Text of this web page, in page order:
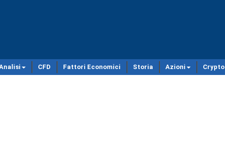
CFD Fattori Economici Storia Azioni Crypto